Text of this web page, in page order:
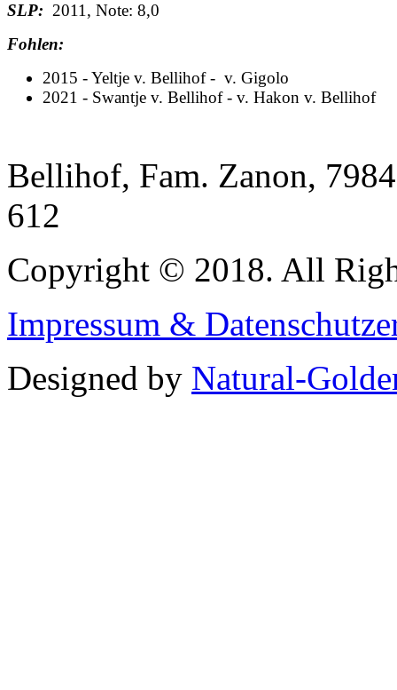
SLP: 2011, Note: 8,0
Fohlen:
2015 - Yeltje v. Bellihof - v. Gigolo
2021 - Swantje v. Bellihof - v. Hakon v. Bellihof
Bellihof, Fam. Zanon,
612
Copyright © 2018. All
Impressum &
Designed by Natural-